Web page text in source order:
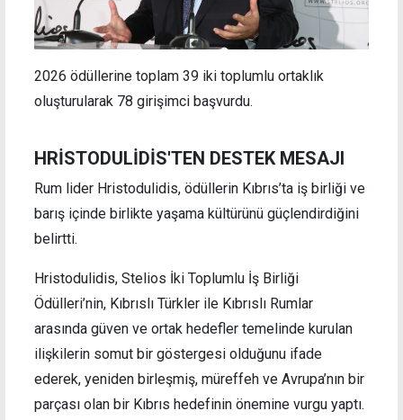
2026 ödüllerine toplam 39 iki toplumlu ortaklık
oluşturularak 78 girişimci başvurdu.
HRİSTODULİDİS'TEN DESTEK MESAJI
Rum lider Hristodulidis, ödüllerin Kıbrıs’ta iş birliği ve
barış içinde birlikte yaşama kültürünü güçlendirdiğini
belirtti.
Hristodulidis, Stelios İki Toplumlu İş Birliği
Ödülleri’nin, Kıbrıslı Türkler ile Kıbrıslı Rumlar
arasında güven ve ortak hedefler temelinde kurulan
ilişkilerin somut bir göstergesi olduğunu ifade
ederek, yeniden birleşmiş, müreffeh ve Avrupa’nın bir
parçası olan bir Kıbrıs hedefinin önemine vurgu yaptı.